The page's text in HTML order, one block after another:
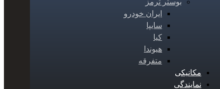
بوستر ترمز
ایران خودرو
سایپا
کیا
هیوندا
متفرقه
مکانیکی
نمایندگی